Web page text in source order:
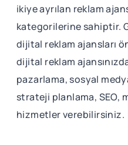
ikiye ayrılan reklam
kategorilerine sahiptir.
dijital reklam ajansları
dijital reklam
pazarlama, sosyal
strateji planlama, SEO,
hizmetler verebilirsiniz.